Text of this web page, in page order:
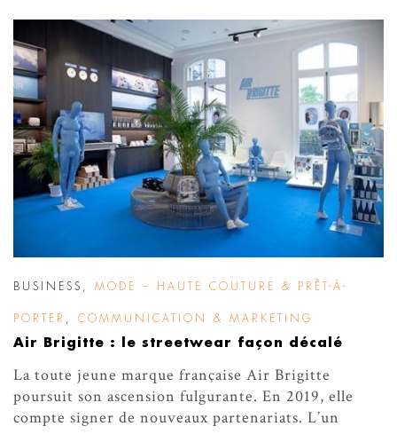
BUSINESS MODE – HAUTE COUTURE & PRÊT-À-
PORTER COMMUNICATION & MARKETING
Air Brigitte : le streetwear façon décalé
La toute jeune marque française Air Brigitte
poursuit son ascension fulgurante. En 2019, elle
compte signer de nouveaux partenariats. L’un